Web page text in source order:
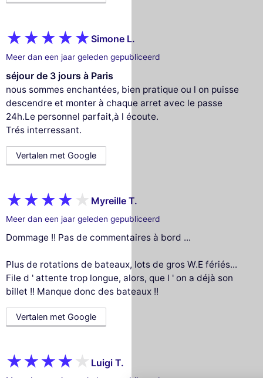
Deze website gebruikt
Wij gebruiken cookies en uw persoonlijke
gegevens om uw browse-ervaring te
Simone L.
Meer dan een jaar geleden gepubliceerd
séjour de 3 jours à Paris
nous sommes enchantées, bien pratique ou l on puisse
descendre et monter à chaque arret avec le passe
24h.Le personnel parfait,à l écoute.
Trés interressant.
Vertalen met Google
Myreille T.
Meer dan een jaar geleden gepubliceerd
Dommage !! Pas de commentaires à bord ...
Plus de rotations de bateaux, lots de gros W.E fériés...
File d ' attente trop longue, alors, que l ' on a déjà son
billet !! Manque donc des bateaux !!
Vertalen met Google
Luigi T.